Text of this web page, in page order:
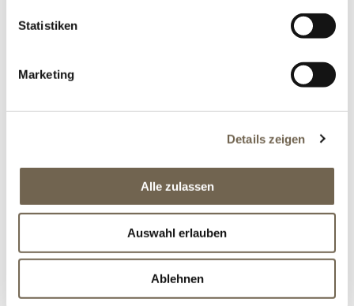
Statistiken
Marketing
Details zeigen
Alle zulassen
Auswahl erlauben
Ablehnen
Sichtschutz, als Kombinationselement oder auch
als Einzelstück im Garten platziert.
ZUM PRODUKT
DRAHTWAND ZUM EINBETONIEREN,
PULVERBESCHICHTET